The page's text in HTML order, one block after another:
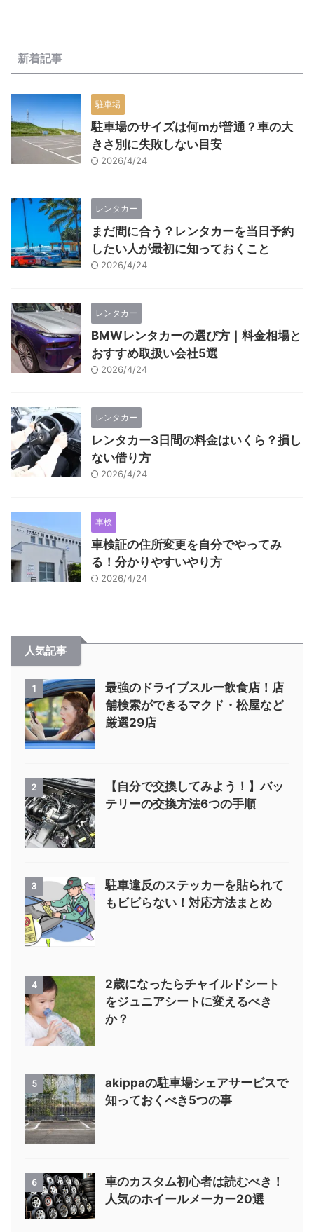
新着記事
駐車場
駐車場のサイズは何mが普通？車の大
きさ別に失敗しない目安
2026/4/24
レンタカー
まだ間に合う？レンタカーを当日予約
したい人が最初に知っておくこと
2026/4/24
レンタカー
BMWレンタカーの選び方｜料金相場と
おすすめ取扱い会社5選
2026/4/24
レンタカー
レンタカー3日間の料金はいくら？損し
ない借り方
2026/4/24
車検
車検証の住所変更を自分でやってみ
る！分かりやすいやり方
2026/4/24
人気記事
1
最強のドライブスルー飲食店！店
舗検索ができるマクド・松屋など
厳選29店
2
【自分で交換してみよう！】バッ
テリーの交換方法6つの手順
3
駐車違反のステッカーを貼られて
もビビらない！対応方法まとめ
4
2歳になったらチャイルドシート
をジュニアシートに変えるべき
か？
5
akippaの駐車場シェアサービスで
知っておくべき5つの事
6
車のカスタム初心者は読むべき！
人気のホイールメーカー20選